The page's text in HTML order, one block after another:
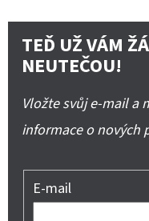
TEĎ UŽ VÁM
NEUTEČOU!
Vložte svůj e-mail a
informace o nových
E-mail